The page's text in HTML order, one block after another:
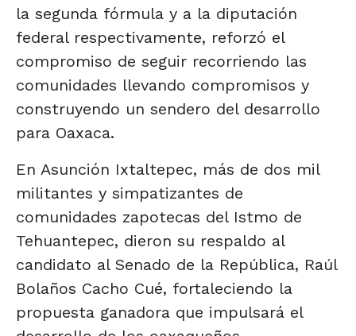
la segunda fórmula y a la diputación
federal respectivamente, reforzó el
compromiso de seguir recorriendo las
comunidades llevando compromisos y
construyendo un sendero del desarrollo
para Oaxaca.
En Asunción Ixtaltepec, más de dos mil
militantes y simpatizantes de
comunidades zapotecas del Istmo de
Tehuantepec, dieron su respaldo al
candidato al Senado de la República, Raúl
Bolaños Cacho Cué, fortaleciendo la
propuesta ganadora que impulsará el